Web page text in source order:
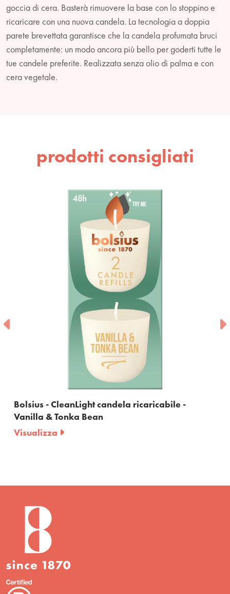
goccia di cera. Basterà rimuovere la base con lo stoppino e
ricaricare con una nuova candela. La tecnologia a doppia
parete brevettata garantisce che la candela profumata bruci
completamente: un modo ancora più bello per goderti tutte le
tue candele preferite. Realizzata senza olio di palma e con
cera vegetale.
prodotti consigliati
candela ricaricabile -
Bean
Bolsius -